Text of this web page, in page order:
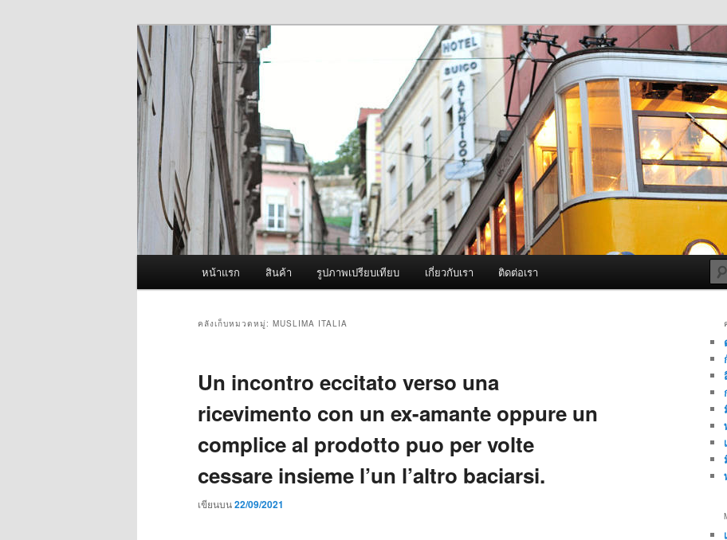
ผู้นำเข้าเครื่องพ่นหมอกควัน Best Fogger /
Fogger One และ อะไหล่
จำหน่ายเครื่องพ่นหมอกควัน คุณภาพดี บริการด้วยความจริงใจ
หน้าแรก สินค้า รูปภาพเปรียบเทียบ เกี่ยวกับเรา ติดต่อเรา
คลังเก็บหมวดหมู่: MUSLIMA ITALIA
Un incontro eccitato verso una
ricevimento con un ex-amante oppure un
complice al prodotto puo per volte
cessare insieme l’un l’altro baciarsi.
เขียนบน22/09/2021